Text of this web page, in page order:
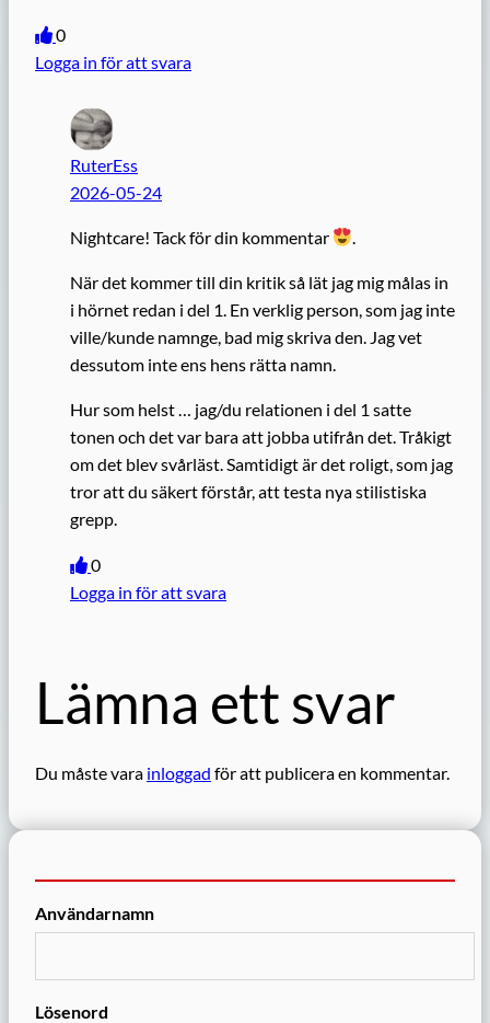
0
Logga in för att svara
RuterEss
2026-05-24
Nightcare! Tack för din kommentar .
När det kommer till din kritik så lät jag mig målas in
i hörnet redan i del 1. En verklig person, som jag inte
ville/kunde namnge, bad mig skriva den. Jag vet
dessutom inte ens hens rätta namn.
Hur som helst … jag/du relationen i del 1 satte
tonen och det var bara att jobba utifrån det. Tråkigt
om det blev svårläst. Samtidigt är det roligt, som jag
tror att du säkert förstår, att testa nya stilistiska
grepp.
0
Logga in för att svara
Lämna ett svar
Du måste vara inloggad för att publicera en kommentar.
Användarnamn
Lösenord